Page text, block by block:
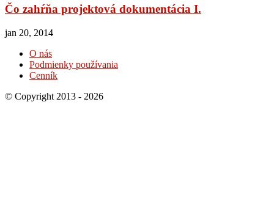
Čo zahŕňa projektová dokumentácia I.
jan 20, 2014
O nás
Podmienky používania
Cenník
© Copyright 2013 - 2026